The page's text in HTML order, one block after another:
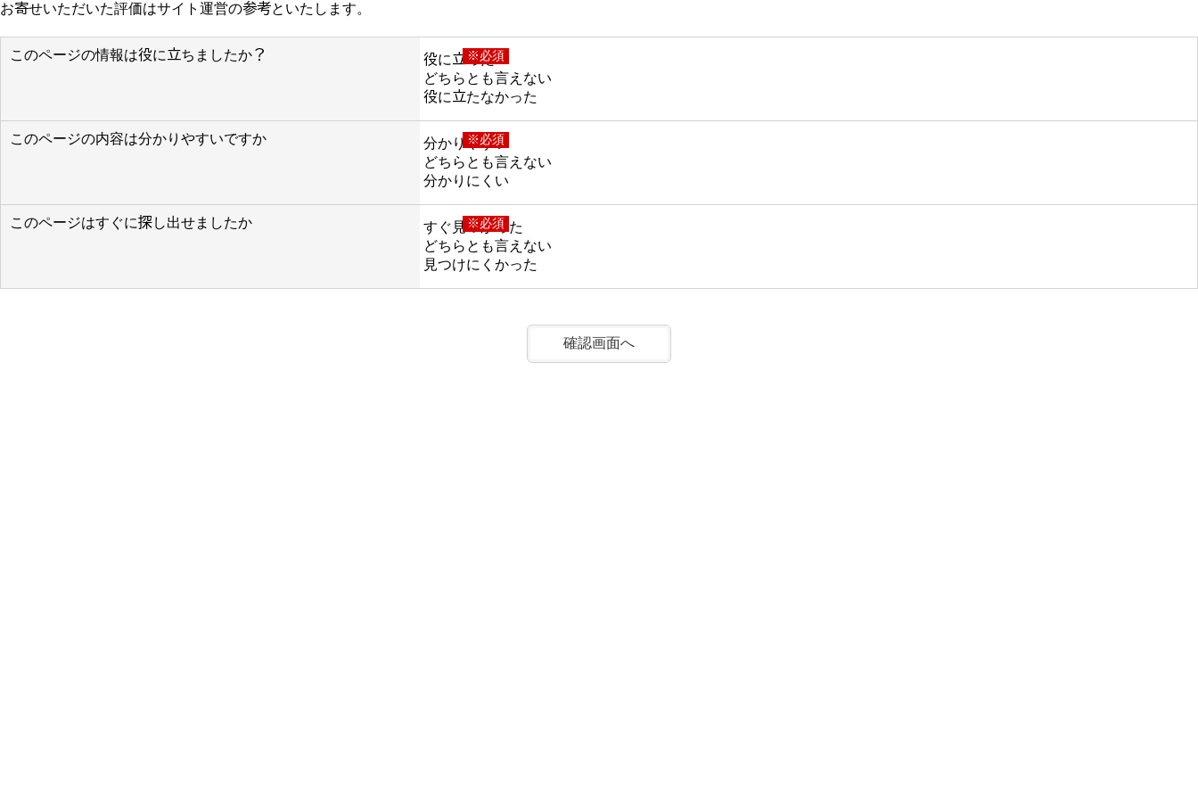
お寄せいただいた評価はサイト運営の参考といたします。
このページの情報は役に立ちましたか？ ※必須
役に立った
どちらとも言えない
役に立たなかった
このページの内容は分かりやすいですか ※必須
分かりやすい
どちらとも言えない
分かりにくい
このページはすぐに探し出せましたか ※必須
すぐ見つかった
どちらとも言えない
見つけにくかった